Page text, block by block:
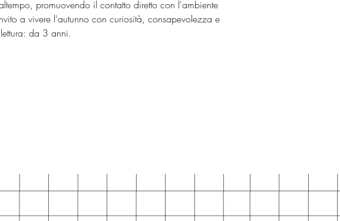
promuovendo il contatto diretto con l'ambiente
a vivere l'autunno con curiosità, consapevolezza e
da 3 anni.